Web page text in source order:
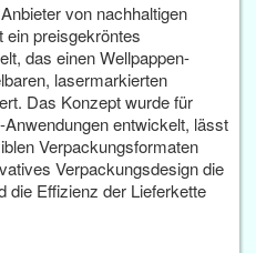
von nachhaltigen
ein preisgekröntes
das einen Wellpappen-
lasermarkierten
Das Konzept wurde für
entwickelt, lässt
Verpackungsformaten
Verpackungsdesign die
die Effizienz der Lieferkette